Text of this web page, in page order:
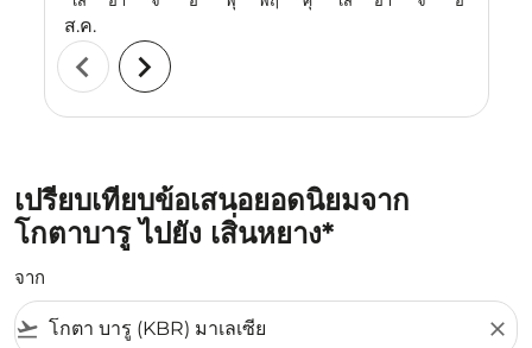
ส.ค.
chevron_left chevron_right
เปรียบเทียบข้อเสนอยอดนิยมจาก
โกตาบารู ไปยัง เสิ่นหยาง*
จาก
flight_takeoff close